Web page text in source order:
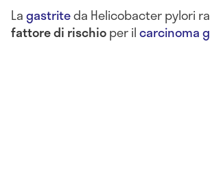
Lagastriteda Helicobacter pylori
fattore di rischioper ilcarcinoma